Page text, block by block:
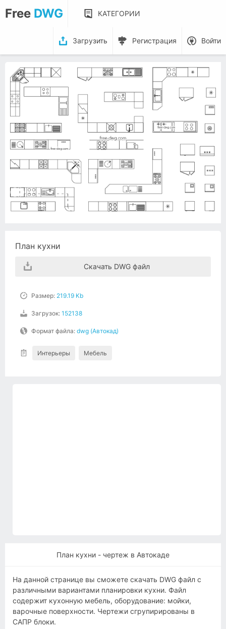
Free DWG КАТЕГОРИИ
Загрузить Регистрация Войти
План кухни
Скачать DWG файл
Размер: 219.19 Kb
Загрузок: 152138
Формат файла: dwg (Автокад)
Интерьеры Мебель
План кухни - чертеж в Автокаде
На данной странице вы сможете скачать DWG файл с
различными вариантами планировки кухни. Файл
содержит кухонную мебель, оборудование: мойки,
варочные поверхности. Чертежи сгрупирированы в
САПР блоки.